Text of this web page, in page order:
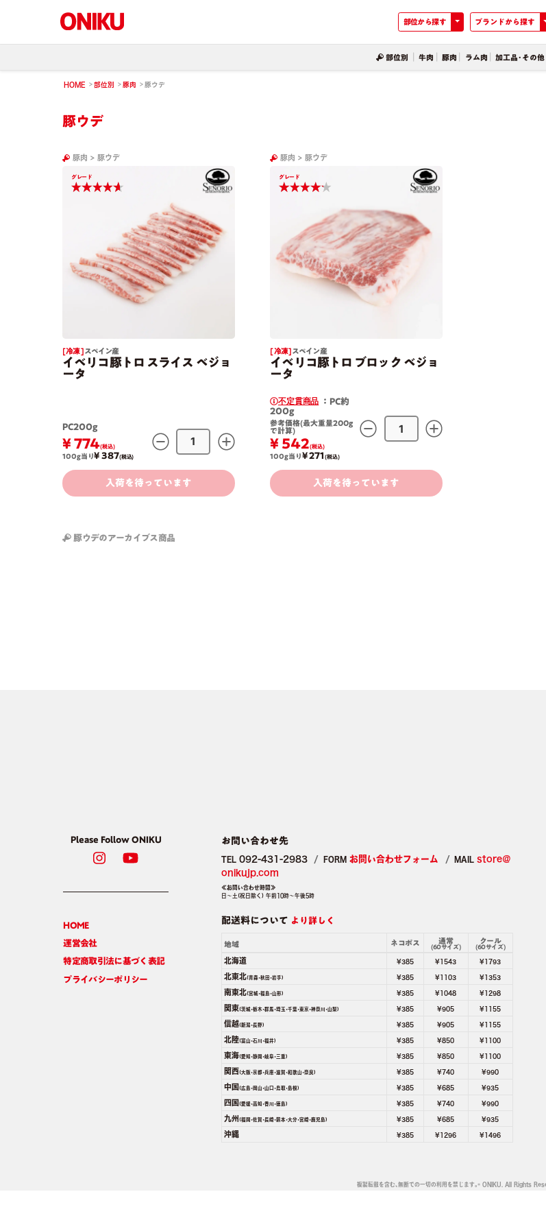
部位から探す Toggle dropdown
ブランドから探す
部位別 牛肉 豚肉 ラム肉 加工品･その他
HOME 部位別 豚肉 豚ウデ
豚ウデ
豚肉 > 豚ウデ
グレード
[ 冷凍 ]スペイン産
イベリコ豚トロ スライス ベジョ
ータ
PC200g
¥ 774(税込)
100g当り¥ 387(税込)
入荷を待っています
豚肉 > 豚ウデ
グレード
[ 冷凍 ] スペイン産
イベリコ豚トロ ブロック ベジョ
ータ
不定貫商品
：PC約
200g
参考価格(最大重量200g
で計算)
¥ 542(税込)
100g当り ¥ 271 (税込)
入荷を待っています
豚ウデのアーカイブス商品
Please Follow ONIKU
HOME
運営会社
特定商取引法に基づく表記
プライバシーポリシー
お問い合わせ先
TEL 092-431-2983 FORM お問い合わせフォーム MAIL
store＠
onikujp.com
≪お問い合わせ時間≫
日～土(祝日除く) 午前10時～午後5時
配送料について より詳しく
地域 ネコポス 通常
(60サイズ)
クール
(60サイズ)
北海道 ¥385 ¥1543 ¥1793
北東北(青森･秋田･岩手) ¥385 ¥1103 ¥1353
南東北(宮城･福島･山形) ¥385 ¥1048 ¥1298
関東(茨城･栃木･群馬･埼玉･千葉･東京･神奈川･山梨) ¥385 ¥905 ¥1155
信越(新潟･長野) ¥385 ¥905 ¥1155
北陸(富山･石川･福井) ¥385 ¥850 ¥1100
東海(愛知･静岡･岐阜･三重) ¥385 ¥850 ¥1100
関西(大阪･京都･兵庫･滋賀･和歌山･奈良) ¥385 ¥740 ¥990
中国 (広島･岡山･山口･鳥取･島根) ¥385 ¥685 ¥935
四国 (愛媛･高知･香川･徳島) ¥385 ¥740 ¥990
九州 (福岡･佐賀･長崎･熊本･大分･宮崎･鹿児島) ¥385 ¥685 ¥935
沖縄 ¥385 ¥1296 ¥1496
複製転載を含む､無断での一切の利用を禁じます｡© ONIKU. All Rights